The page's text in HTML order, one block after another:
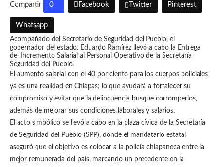
Compartir 0 Facebook Twitter Pinterest
Whatsapp
Acompañado del Secretario de Seguridad del Pueblo, el
gobernador del estado, Eduardo Ramírez llevó a cabo la Entrega
del Incremento Salarial al Personal Operativo de la Secretaría
Seguridad del Pueblo.
El aumento salarial con el 40 por ciento para los cuerpos policiales
ya es una realidad en Chiapas; lo que ayudará a fortalecer su
compromiso y evitar que la delincuencia busque corromperlos,
además de mejorar sus condiciones laborales y salarios.
El acto simbólico se llevó a cabo en la plaza cívica de la Secretaría
de Seguridad del Pueblo (SPP), donde el mandatario estatal
aseguró que el objetivo es colocar a la policía chiapaneca entre la
mejor remunerada del país, marcando un precedente en la